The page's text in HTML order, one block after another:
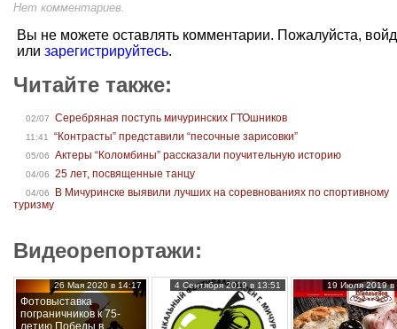
Нет комментариев.
Вы не можете оставлять комментарии. Пожалуйста,
или зарегистрируйтесь.
Читайте также:
02/07 Серебряная поступь мичуринских ГТОшников
11:41 “Контрасты” представили “песочные зарисовки”
05/06 Актеры “Коломбины” рассказали поучительную историю
04/06 25 лет, посвященные танцу
04/06
В Мичуринске выявили лучших на соревнованиях по спортивному
туризму
Видеорепортажи:
Фотовыставка
пограничников к 75-
летию Победы в
26 Мая 2020 в 14:17 4 Сентября 2019 в 13:51 19 Июля 2019 в